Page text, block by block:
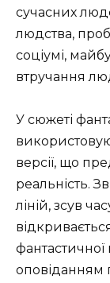
сучасних
людства,
соціумі,
втручання
У сюжеті
версії, що
реальність.
ліній, зсув
фантастичної
оповіданням